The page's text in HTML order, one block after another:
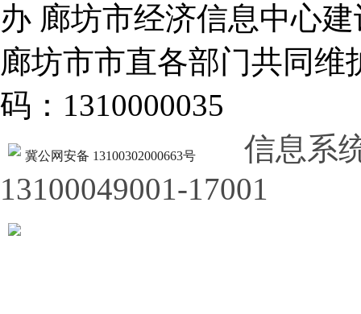
办 廊坊市经济信息中心建
廊坊市市直各部门共同
码：1310000035
冀公网安备 13100302000663号
信息系
13100049001-17001